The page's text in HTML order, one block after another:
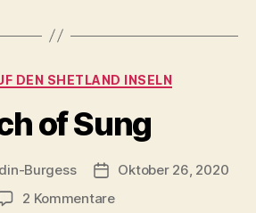
Kategorien
DEN SHETLAND INSELN
of Sung
Burgess Beitragsdatum
Oktober 26, 2020
2 Kommentarezu